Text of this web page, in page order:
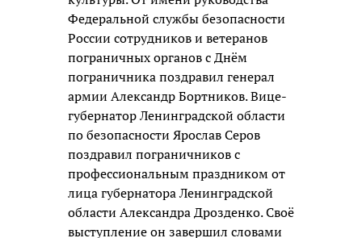
Федеральной службы безопасности
России сотрудников и ветеранов
пограничных органов с Днём
пограничника поздравил генерал
армии Александр Бортников. Вице-
губернатор Ленинградской области
по безопасности Ярослав Серов
поздравил пограничников с
профессиональным праздником от
лица губернатора Ленинградской
области Александра Дрозденко. Своё
выступление он завершил словами